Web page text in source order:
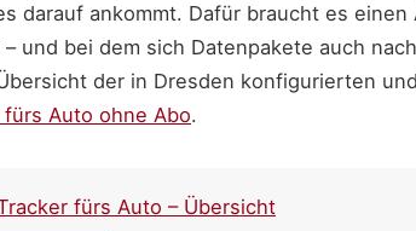
darauf ankommt. Dafür braucht es
und bei dem sich Datenpakete auch
der in Dresden konfigurierten
fürs Auto ohne Abo.
fürs Auto – Übersicht